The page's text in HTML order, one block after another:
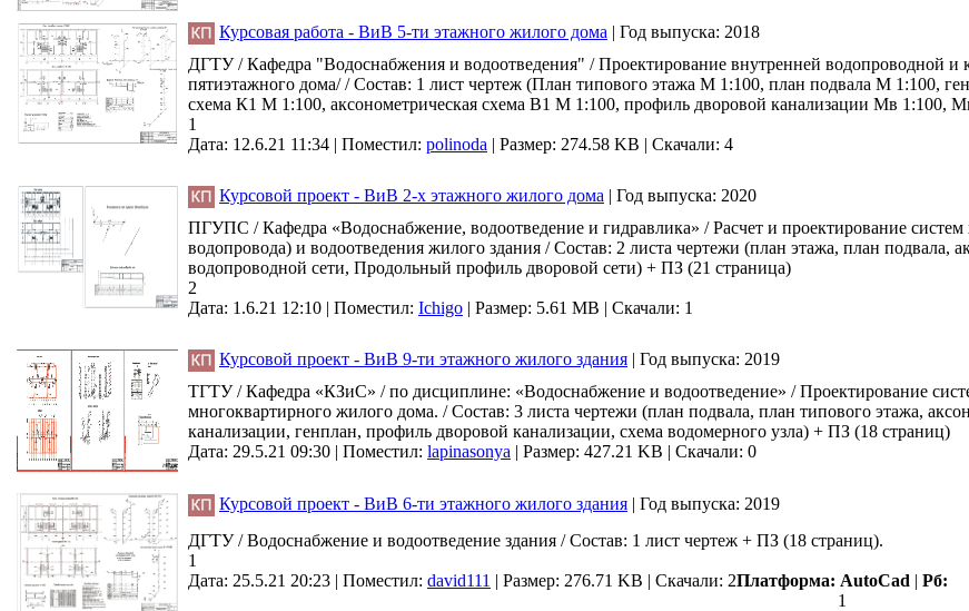
Курсовая работа - ВиВ 5-ти этажного жилого дома | Год выпуска: 2018
ДГТУ / Кафедра "Водоснабжения и водоотведения" / Проектирование внутренней водопроводной и
пятиэтажного дома/ / Состав: 1 лист чертеж (План типового этажа М 1:100, план подвала М 1:100,
схема К1 М 1:100, аксонометрическая схема В1 М 1:100, профиль дворовой канализации Мв 1:100,
1
Дата: 12.6.21 11:34 | Поместил: polinoda | Размер: 274.58 KB | Скачали: 4
Курсовой проект - ВиВ 2-х этажного жилого дома | Год выпуска: 2020
ПГУПС / Кафедра «Водоснабжение, водоотведение и гидравлика» / Расчет и проектирование систем
водопровода) и водоотведения жилого здания / Состав: 2 листа чертежи (план этажа, план подвала,
водопроводной сети, Продольный профиль дворовой сети) + ПЗ (21 страница)
2
Дата: 1.6.21 12:10 | Поместил: Ichigo | Размер: 5.61 MB | Скачали: 1
Курсовой проект - ВиВ 9-ти этажного жилого здания | Год выпуска: 2019
ТГТУ / Кафедра «КЗиС» / по дисциплине: «Водоснабжение и водоотведение» / Проектирование
многоквартирного жилого дома. / Состав: 3 листа чертежи (план подвала, план типового этажа,
канализации, генплан, профиль дворовой канализации, схема водомерного узла) + ПЗ (18 страниц)
Дата: 29.5.21 09:30 | Поместил: lapinasonya | Размер: 427.21 KB | Скачали: 0
Курсовой проект - ВиВ 6-ти этажного жилого здания | Год выпуска: 2019
ДГТУ / Водоснабжение и водоотведение здания / Состав: 1 лист чертеж + ПЗ (18 страниц).
1
Дата: 25.5.21 20:23 | Поместил: david111 | Размер: 276.71 KB | Скачали: 2Платформа: AutoCad | Рб:
1